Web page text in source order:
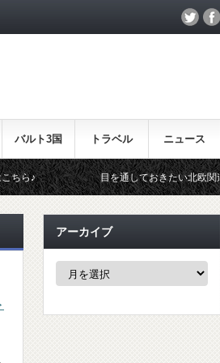
バルト3国 トラベル ニュース
目を通しておきたい北欧関連のイベント！
アーカイブ
ア
ブ